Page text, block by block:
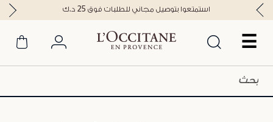
☰
استمتعوا بتوصيل مجاني للطلبات فوق 25 د.ك